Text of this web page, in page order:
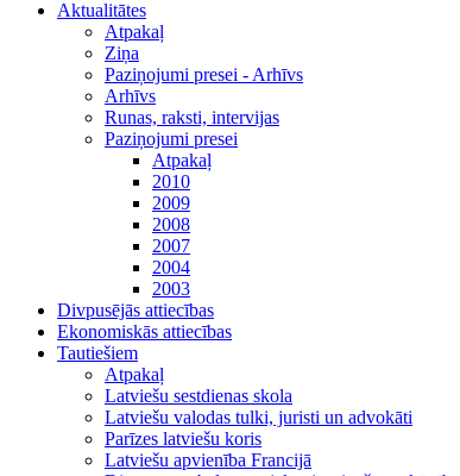
Aktualitātes
Atpakaļ
Ziņa
Paziņojumi presei - Arhīvs
Arhīvs
Runas, raksti, intervijas
Paziņojumi presei
Atpakaļ
2010
2009
2008
2007
2004
2003
Divpusējās attiecības
Ekonomiskās attiecības
Tautiešiem
Atpakaļ
Latviešu sestdienas skola
Latviešu valodas tulki, juristi un advokāti
Parīzes latviešu koris
Latviešu apvienība Francijā